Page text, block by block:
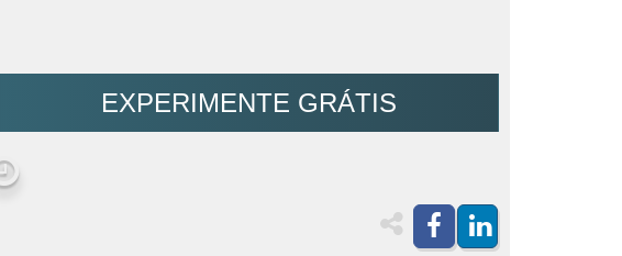
EXPERIMENTE GRÁTIS